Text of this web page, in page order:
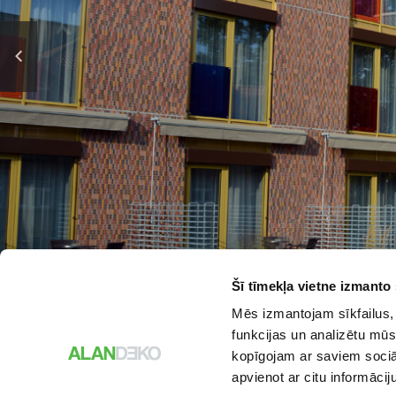
Šī tīmekļa vietne izmanto
Mēs izmantojam
funkcijas un analizētu
kopīgojam ar saviem
apvienot ar citu